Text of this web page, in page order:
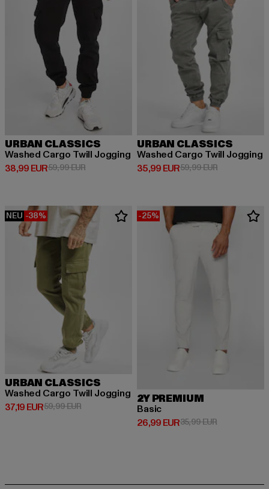
URBAN CLASSICS
Washed Cargo Twill Jogging
38,99 EUR
Derzeitiger Preis: 38,99 EUR
59,99 EURAktionspreis: 59,99 EUR
URBAN CLASSICS
Washed Cargo Twill Jogging
35,99 EUR
Derzeitiger Preis: 35,99 EUR
59,99 EURAktionspreis:
NEU -38%
URBAN CLASSICS
Washed Cargo Twill Jogging
37,19 EUR
Derzeitiger Preis: 37,19 EUR
59,99 EURAktionspreis: 59,99 EUR
-25%
2Y PREMIUM
Basic
26,99 EUR
Derzeitiger Preis: 26,99 EUR
35,99 EURAktionspreis: